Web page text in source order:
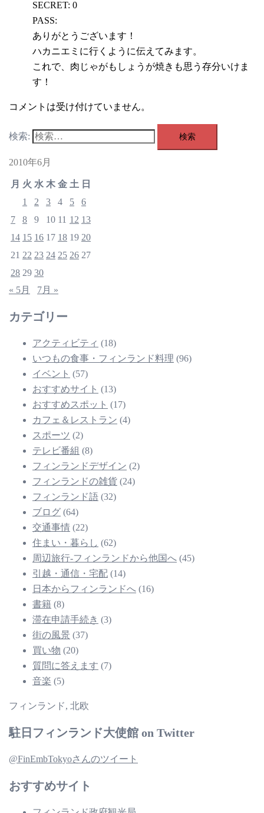
SECRET: 0
PASS:
ありがとうございます！
ハカニエミに行くように伝えてみます。
これで、肉じゃがもしょうが焼きも思う存分いけま
す！
コメントは受け付けていません。
検索:
2010年6月
月 火 水 木 金 土 日
1
2 3 4 5
6
7
8 9 10 11 12 13
14 15 16 17 18 19 20
21 22 23 24 25 26 27
28 29 30
« 5月
7月 »
カテゴリー
アクティビティ (18)
いつもの食事・フィンランド料理 (96)
イベント (57)
おすすめサイト (13)
おすすめスポット (17)
カフェ＆レストラン (4)
スポーツ (2)
テレビ番組 (8)
フィンランドデザイン (2)
フィンランドの雑貨 (24)
フィンランド語 (32)
ブログ (64)
交通事情 (22)
住まい・暮らし (62)
周辺旅行-フィンランドから他国へ (45)
引越・通信・宅配 (14)
日本からフィンランドへ (16)
書籍 (8)
滞在申請手続き (3)
街の風景 (37)
買い物 (20)
質問に答えます (7)
音楽 (5)
フィンランド, 北欧
駐日フィンランド大使館 on Twitter
@FinEmbTokyoさんのツイート
おすすめサイト